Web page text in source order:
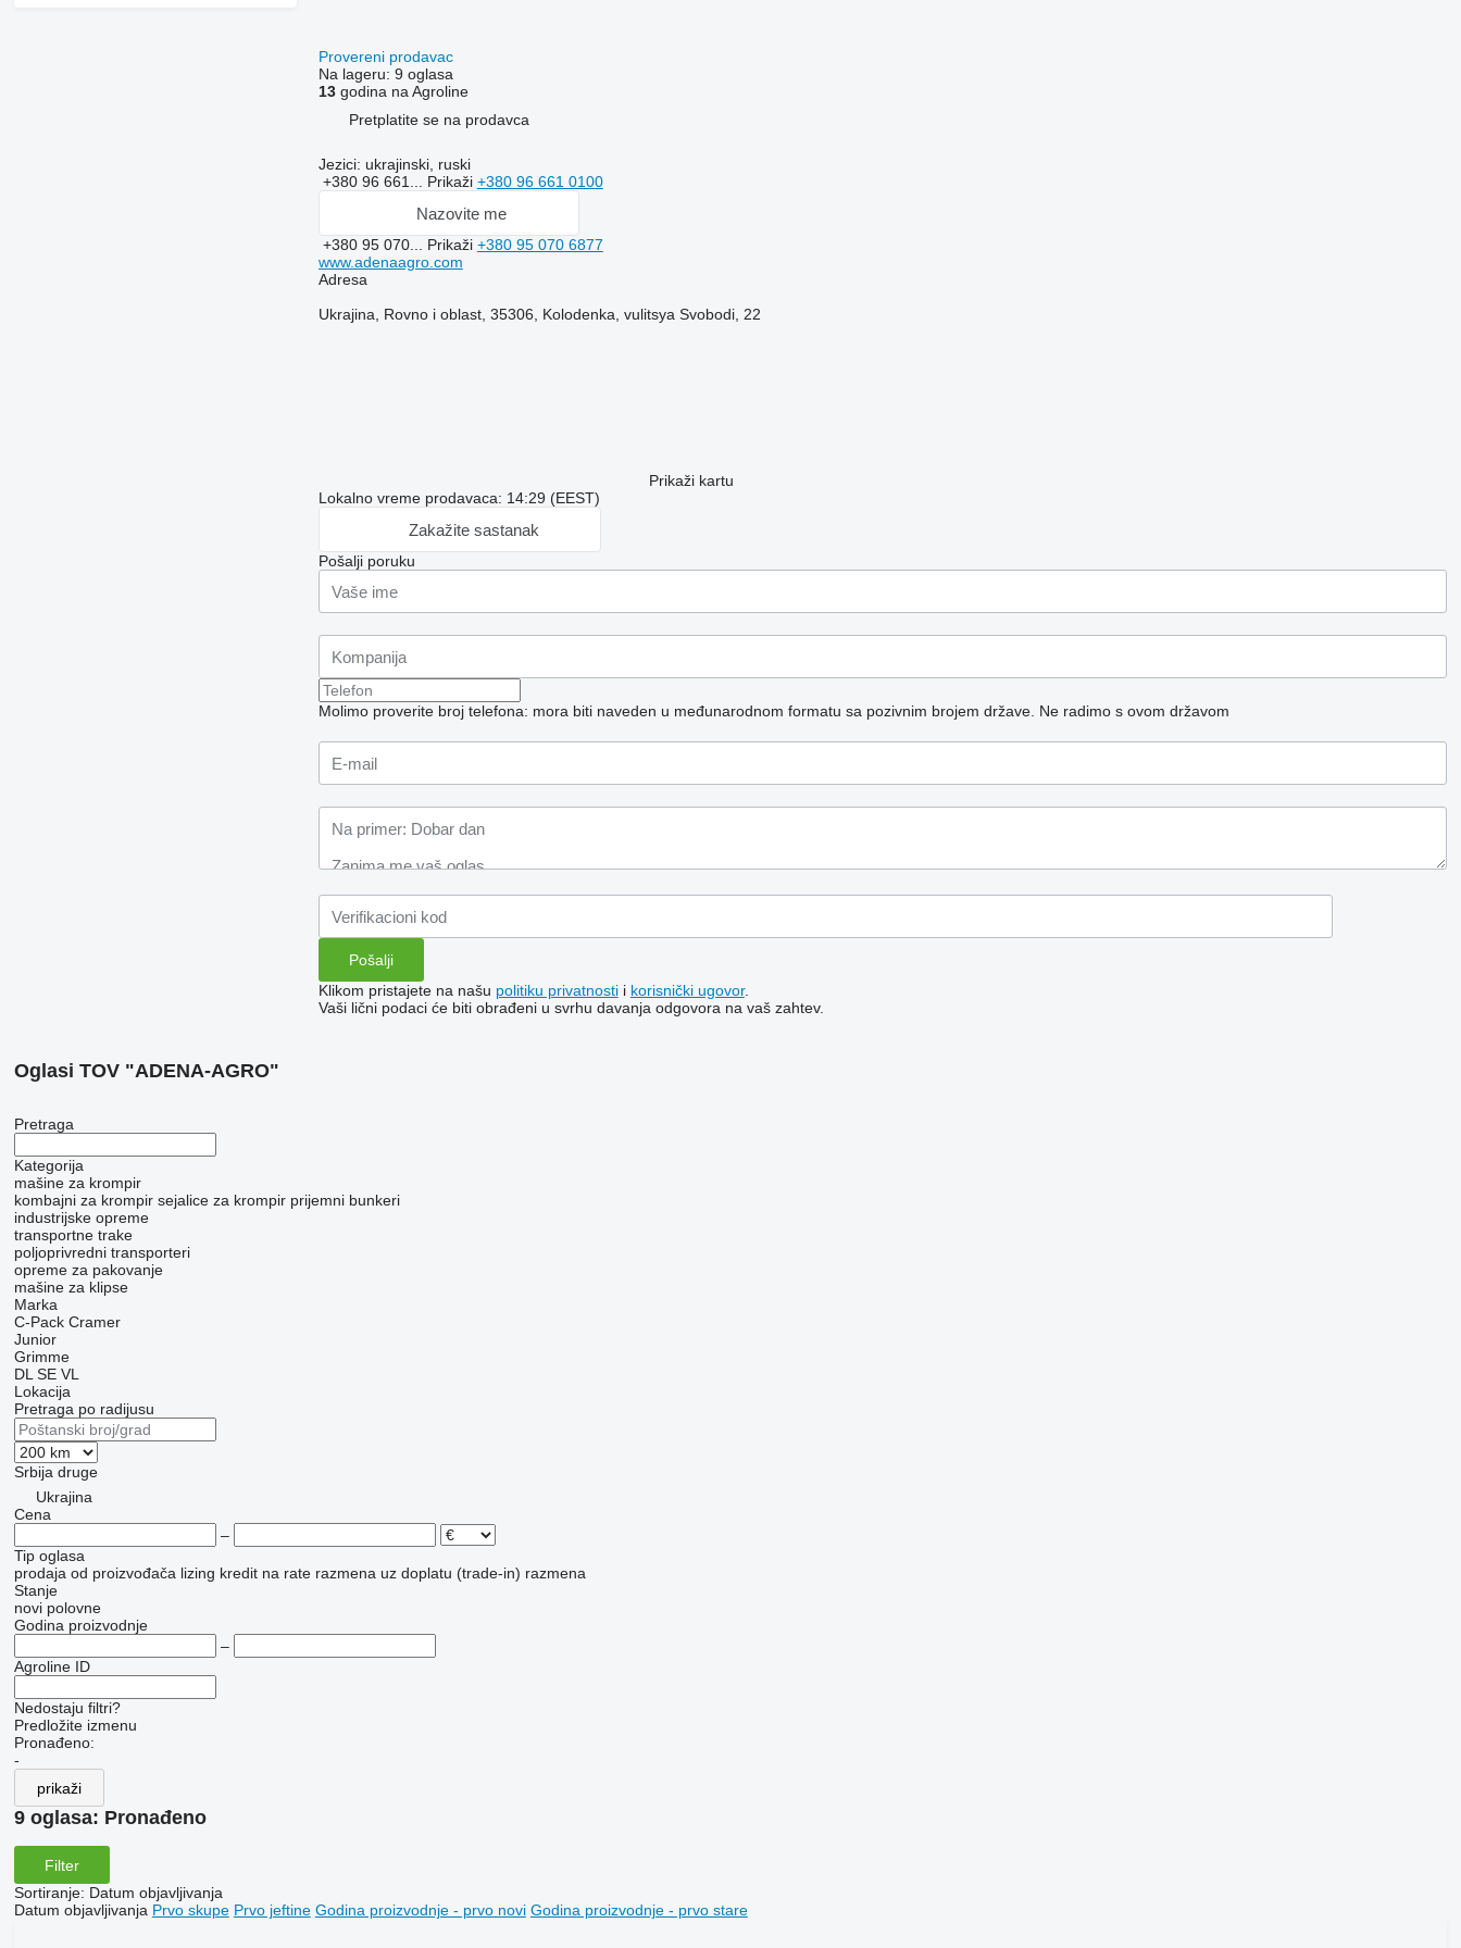
Provereni prodavac
Na lageru: 9 oglasa
13godina na Agroline
Pretplatite se na prodavca
Jezici: ukrajinski, ruski
+380 96 661... Prikaži +380 96 661 0100
Nazovite me
+380 95 070... Prikaži +380 95 070 6877
www.adenaagro.com
Adresa
Ukrajina, Rovno i oblast, 35306, Kolodenka, vulitsya Svobodi, 22
Prikaži kartu
Lokalno vreme prodavaca: 14:29 (EEST)
Zakažite sastanak
Pošalji poruku
Molimo proverite broj telefona: mora biti naveden u međunarodnom formatu sa pozivnim brojem države. Ne radimo s ovom državom
Klikom pristajete na našu politiku privatnostii korisnički ugovor.
Vaši lični podaci će biti obrađeni u svrhu davanja odgovora na vaš zahtev.
Oglasi TOV "ADENA-AGRO"
Pretraga
Kategorija
mašine za krompir
kombajni za krompir sejalice za krompir prijemni bunkeri
industrijske opreme
transportne trake
poljoprivredni transporteri
opreme za pakovanje
mašine za klipse
Marka
C-Pack Cramer
Junior
Grimme
DL SE VL
Lokacija
Pretraga po radijusu
Srbija druge
Ukrajina
Cena
–
Tip oglasa
prodaja od proizvođača lizing kredit na rate razmena uz doplatu (trade-in) razmena
Stanje
novi polovne
Godina proizvodnje
–
Agroline ID
Nedostaju filtri?
Predložite izmenu
Pronađeno:
-
prikaži
9 oglasa: Pronađeno
Filter
Sortiranje: Datum objavljivanja
Datum objavljivanja Prvo skupe Prvo jeftine Godina proizvodnje - prvo novi Godina proizvodnje - prvo stare